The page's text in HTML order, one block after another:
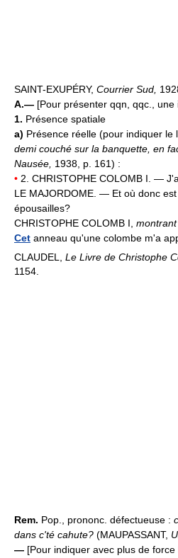
SAINT-EXUPÉRY, Courrier Sud,
A.— [Pour présenter qqn, qqc., une
1. Présence spatiale
a) Présence réelle (pour indiquer le
demi couché sur la banquette, en
Nausée, 1938, p. 161) :
• 2. CHRISTOPHE COLOMB I. —
LE MAJORDOME. — Et où donc
épousailles?
CHRISTOPHE COLOMB I, montrant
Cet anneau qu'une colombe m'a
CLAUDEL, Le Livre de Christophe
1154.
Rem. Pop., prononc. défectueuse :
dans c'té cahute? (MAUPASSANT,
— [Pour indiquer avec plus de